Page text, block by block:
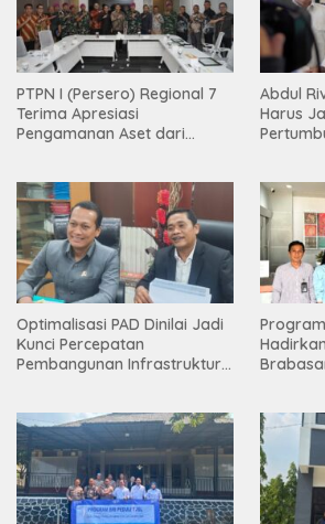
PTPN I (Persero) Regional 7
Terima Apresiasi
Pengamanan Aset dari
Abdul
Harus
Optimalisasi PAD Dinilai Jadi
Kunci Percepatan
Pembangunan Infrastruktur
Mesuji